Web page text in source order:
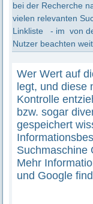
bei der Recherche
vielen relevanten
Linkliste - im von
Nutzer beachten